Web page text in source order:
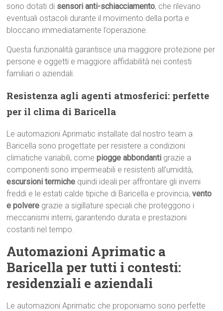
sono dotati di sensori anti-schiacciamento, che rilevano
eventuali ostacoli durante il movimento della porta e
bloccano immediatamente l’operazione.
Questa funzionalità garantisce una maggiore protezione per
persone e oggetti e maggiore affidabilità nei contesti
familiari o aziendali.
Resistenza agli agenti atmosferici: perfette
per il clima di Baricella
Le automazioni Aprimatic installate dal nostro team a
Baricella sono progettate per resistere a condizioni
climatiche variabili, comepiogge abbondanti grazie a
componenti sono impermeabili e resistenti all’umidità,
escursioni termiche quindi ideali per affrontare gli inverni
freddi e le estati calde tipiche di Baricella e provincia,vento
e polvere grazie a sigillature speciali che proteggono i
meccanismi interni, garantendo durata e prestazioni
costanti nel tempo.
Automazioni Aprimatic a
Baricella per tutti i contesti:
residenziali e aziendali
Le automazioni Aprimatic che proponiamo sono perfette